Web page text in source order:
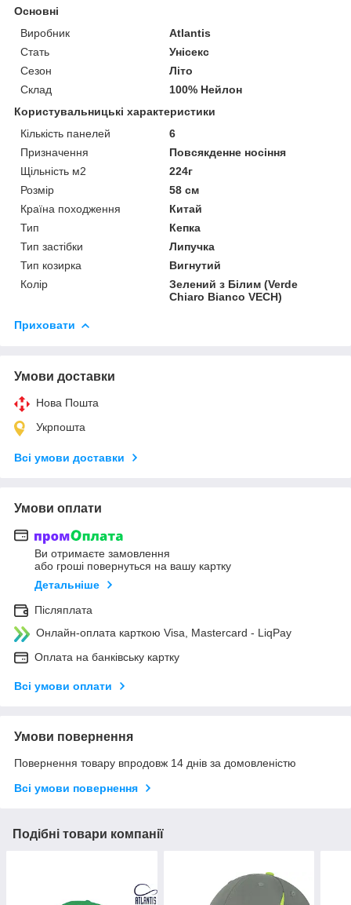
Основні
Виробник
Atlantis
Стать
Унісекс
Сезон
Літо
Склад
100% Нейлон
Користувальницькі характеристики
Кількість панелей
6
Призначення
Повсякденне носіння
Щільність м2
224г
Розмір
58 см
Країна походження
Китай
Тип
Кепка
Тип застібки
Липучка
Тип козирка
Вигнутий
Колір
Зелений з Білим (Verde
Chiaro Bianco VECH)
Приховати
Умови доставки
Нова Пошта
Укрпошта
Всі умови доставки
Умови оплати
Ви отримаєте замовлення
або гроші повернуться на вашу картку
Детальніше
Післяплата
Онлайн-оплата карткою Visa, Mastercard - LiqPay
Оплата на банківську картку
Всі умови оплати
Умови повернення
Повернення товару впродовж 14 днів за домовленістю
Всі умови повернення
Подібні товари компанії